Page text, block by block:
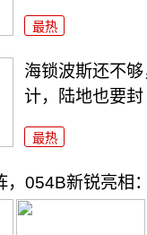
最热
海锁波斯还不
计，陆地也要封
最热
，054B新锐亮相